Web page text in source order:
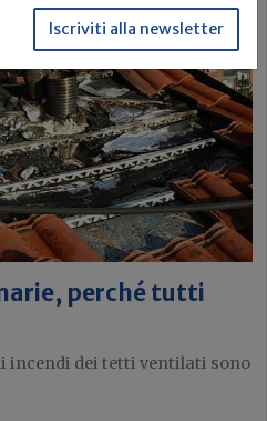
perché tutti
dei tetti ventilati sono
Iscriviti alla newsletter